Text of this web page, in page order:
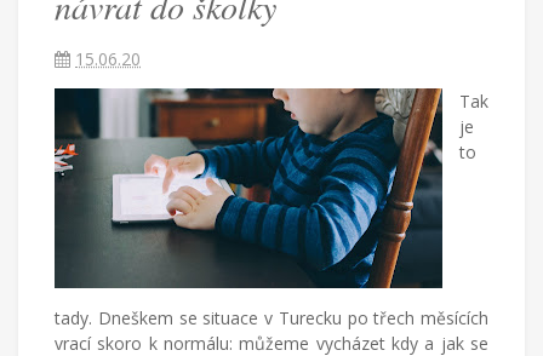
Češka
Američana
žijící
životě
15.06.20
Tak
je
to
tady. Dneškem se situace v Turecku po třech měsících
vrací skoro k normálu: můžeme vycházet kdy a jak se